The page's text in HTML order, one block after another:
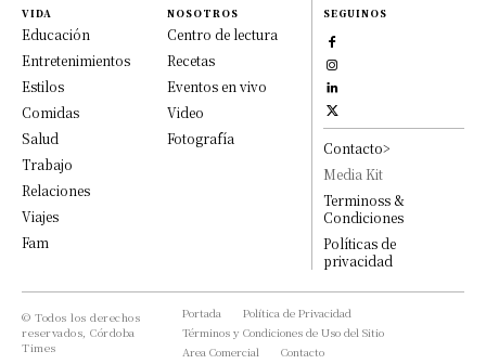
VIDA
Educación
Entretenimientos
Estilos
Comidas
Salud
Trabajo
Relaciones
Viajes
Fam
NOSOTROS
Centro de lectura
Recetas
Eventos en vivo
Video
Fotografía
SEGUINOS
Contacto>
Media Kit
Terminoss &
Condiciones
Políticas de
privacidad
© Todos los derechos
reservados, Córdoba
Times
Portada
Política de Privacidad
Términos y Condiciones de Uso del Sitio
Area Comercial
Contacto